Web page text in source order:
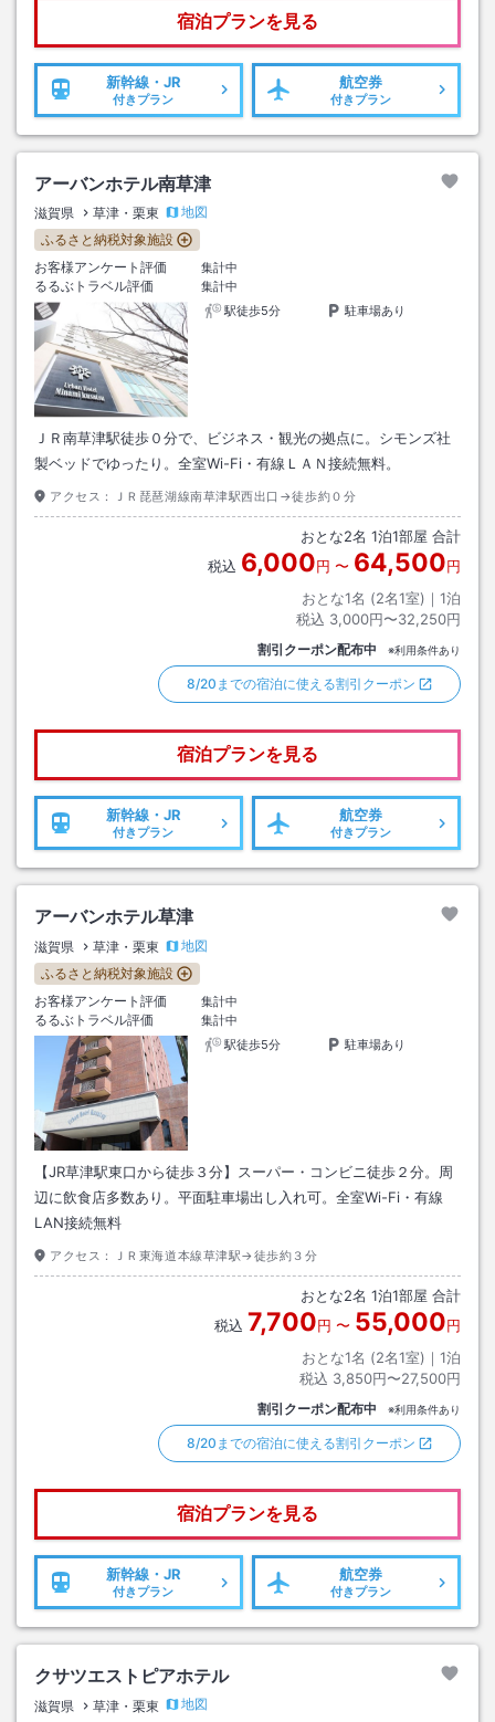
宿泊プランを見る
新幹線・JR
付きプラン
航空券
付きプラン
アーバンホテル南草津
滋賀県 草津・栗東
地図
ふるさと納税対象施設
お客様アンケート評価
集計中
るるぶトラベル評価
集計中
駅徒歩5分
駐車場あり
ＪＲ南草津駅徒歩０分で、ビジネス・観光の拠点に。シモンズ社
製ベッドでゆったり。全室Wi-Fi・有線ＬＡＮ接続無料。
アクセス： ＪＲ琵琶湖線南草津駅西出口→徒歩約０分
おとな2名 1泊1部屋 合計
税込 6,000円 〜 64,500円
おとな1名 (2名1室)｜ 1泊
税込 3,000円〜32,250円
割引クーポン配布中 ※利用条件あり
8/20までの宿泊に使える割引クーポン
宿泊プランを見る
新幹線・JR
付きプラン
航空券
付きプラン
アーバンホテル草津
滋賀県 草津・栗東
地図
ふるさと納税対象施設
お客様アンケート評価
集計中
るるぶトラベル評価
集計中
駅徒歩5分
駐車場あり
【JR草津駅東口から徒歩３分】スーパー・コンビニ徒歩２分。周
辺に飲食店多数あり。平面駐車場出し入れ可。全室Wi-Fi・有線
LAN接続無料
アクセス： ＪＲ東海道本線草津駅→徒歩約３分
おとな2名 1泊1部屋 合計
税込 7,700円 〜 55,000円
おとな1名 (2名1室)｜ 1泊
税込 3,850円〜27,500円
割引クーポン配布中 ※利用条件あり
8/20までの宿泊に使える割引クーポン
宿泊プランを見る
新幹線・JR
付きプラン
航空券
付きプラン
クサツエストピアホテル
滋賀県 草津・栗東 地図